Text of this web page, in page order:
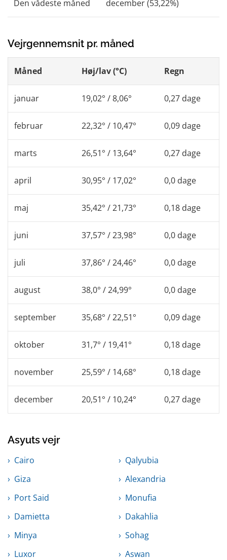
Den vådeste måned december (53,22%)
Vejrgennemsnit pr. måned
Måned Høj/lav (°C) Regn
januar 19,02° / 8,06° 0,27 dage
februar 22,32° / 10,47° 0,09 dage
marts 26,51° / 13,64° 0,27 dage
april 30,95° / 17,02° 0,0 dage
maj 35,42° / 21,73° 0,18 dage
juni 37,57° / 23,98° 0,0 dage
juli 37,86° / 24,46° 0,0 dage
august 38,0° / 24,99° 0,0 dage
september 35,68° / 22,51° 0,09 dage
oktober 31,7° / 19,41° 0,18 dage
november 25,59° / 14,68° 0,18 dage
december 20,51° / 10,24° 0,27 dage
Asyuts vejr
Cairo
Qalyubia
Giza
Alexandria
Port Said
Monufia
Damietta
Dakahlia
Minya
Sohag
Luxor
Aswan